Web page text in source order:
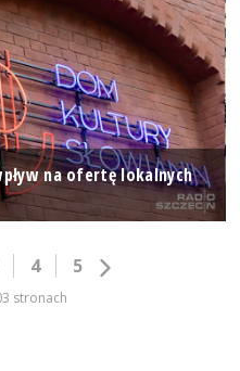
na ofertę lokalnych
4 5
stronach